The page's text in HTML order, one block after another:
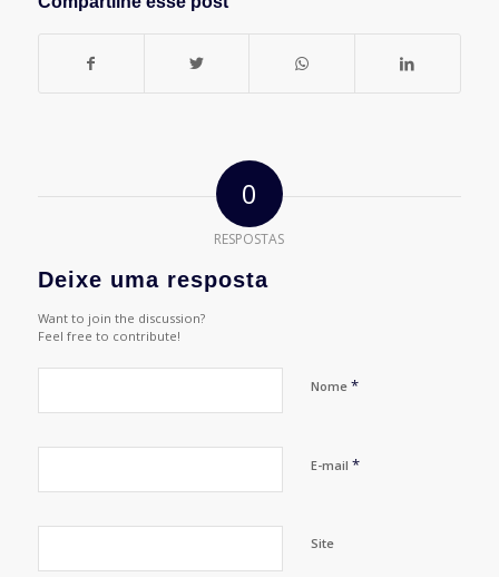
0
RESPOSTAS
Deixe uma resposta
Want to join the discussion?
Feel free to contribute!
Nome *
E-mail *
Site